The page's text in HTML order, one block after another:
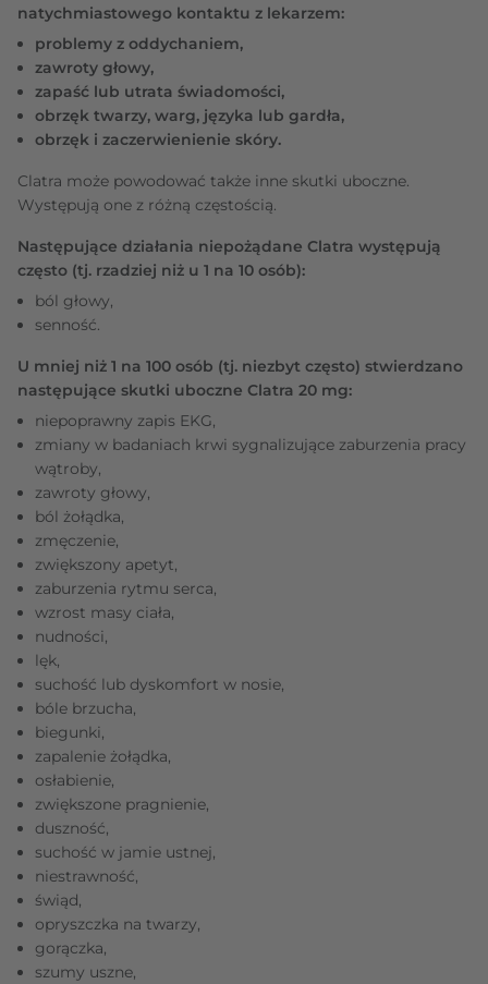
natychmiastowego kontaktu z lekarzem:
problemy z oddychaniem,
zawroty głowy,
zapaść lub utrata świadomości,
obrzęk twarzy, warg, języka lub gardła,
obrzęk i zaczerwienienie skóry.
Clatra może powodować także inne skutki uboczne.
Występują one z różną częstością.
Następujące działania niepożądane Clatra występują
często (tj. rzadziej niż u 1 na 10 osób):
ból głowy,
senność.
U mniej niż 1 na 100 osób (tj. niezbyt często) stwierdzano
następujące skutki uboczne Clatra 20 mg:
niepoprawny zapis EKG,
zmiany w badaniach krwi sygnalizujące zaburzenia pracy
wątroby,
zawroty głowy,
ból żołądka,
zmęczenie,
zwiększony apetyt,
zaburzenia rytmu serca,
wzrost masy ciała,
nudności,
lęk,
suchość lub dyskomfort w nosie,
bóle brzucha,
biegunki,
zapalenie żołądka,
osłabienie,
zwiększone pragnienie,
duszność,
suchość w jamie ustnej,
niestrawność,
świąd,
opryszczka na twarzy,
gorączka,
szumy uszne,